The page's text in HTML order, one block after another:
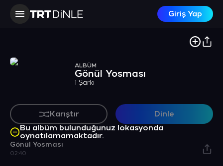
Giriş Yap
ALBÜM
Gönül Yosması
1 Şarkı
Karıştır
Dinle
Bu albüm bulunduğunuz lokasyonda
oynatılamamaktadır.
Gönül Yosması
02:40